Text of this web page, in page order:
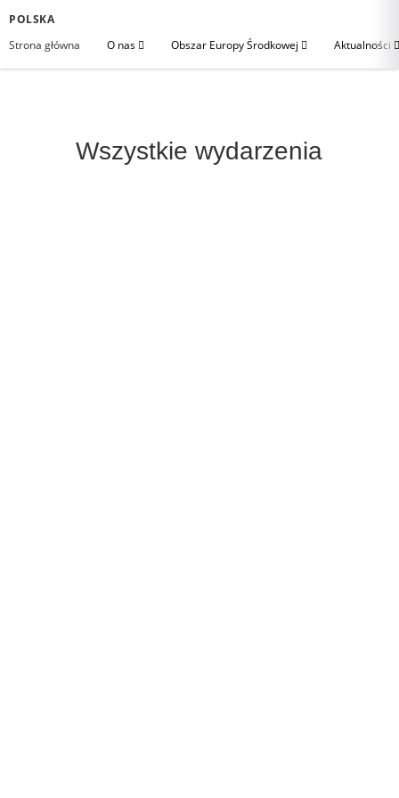
POLSKA
Strona główna
O nas Obszar Europy Środkowej Aktualności
Wszystkie wydarzenia